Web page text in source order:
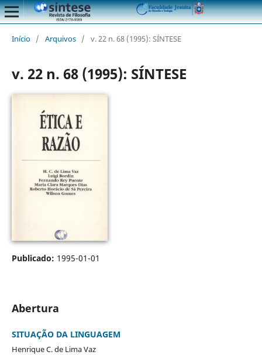
Início / Arquivos / v. 22 n. 68 (1995): SÍNTESE
v. 22 n. 68 (1995): SÍNTESE
Publicado: 1995-01-01
Abertura
SITUAÇÃO DA LINGUAGEM
Henrique C. de Lima Vaz